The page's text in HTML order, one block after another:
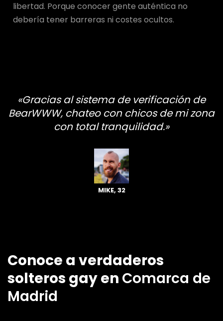
libertad. Porque conocer gente auténtica no
debería tener barreras ni costes ocultos.
«Gracias al sistema de verificación de
BearWWW, chateo con chicos de mi zona
con total tranquilidad.»
MIKE, 32
Conoce a verdaderos
solteros gay en Comarca de
Madrid